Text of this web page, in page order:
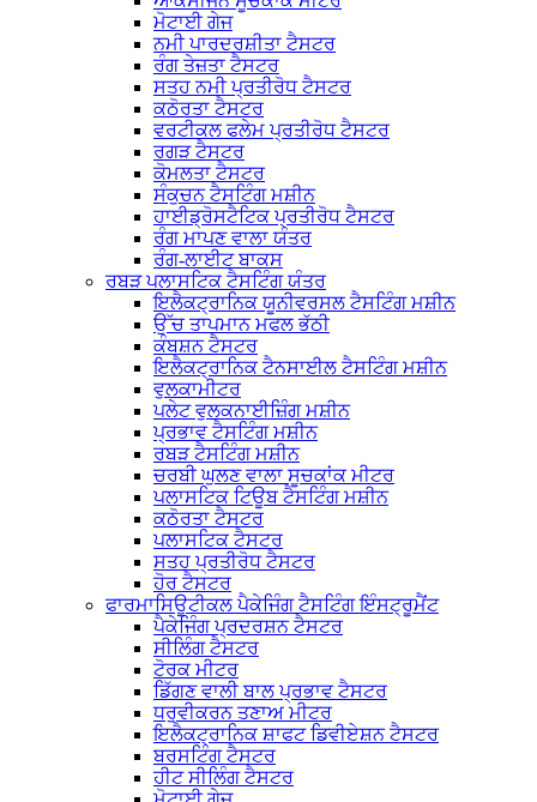
ਮੋਟਾਈ ਗੇਜ
ਨਮੀ ਪਾਰਦਰਸ਼ੀਤਾ ਟੈਸਟਰ
ਰੰਗ ਤੇਜ਼ਤਾ ਟੈਸਟਰ
ਸਤਹ ਨਮੀ ਪ੍ਰਤੀਰੋਧ ਟੈਸਟਰ
ਕਠੋਰਤਾ ਟੈਸਟਰ
ਵਰਟੀਕਲ ਫਲੇਮ ਪ੍ਰਤੀਰੋਧ ਟੈਸਟਰ
ਰਗੜ ਟੈਸਟਰ
ਕੋਮਲਤਾ ਟੈਸਟਰ
ਸੰਕੁਚਨ ਟੈਸਟਿੰਗ ਮਸ਼ੀਨ
ਹਾਈਡ੍ਰੋਸਟੈਟਿਕ ਪ੍ਰਤੀਰੋਧ ਟੈਸਟਰ
ਰੰਗ ਮਾਪਣ ਵਾਲਾ ਯੰਤਰ
ਰੰਗ-ਲਾਈਟ ਬਾਕਸ
ਰਬੜ ਪਲਾਸਟਿਕ ਟੈਸਟਿੰਗ ਯੰਤਰ
ਇਲੈਕਟ੍ਰਾਨਿਕ ਯੂਨੀਵਰਸਲ ਟੈਸਟਿੰਗ ਮਸ਼ੀਨ
ਉੱਚ ਤਾਪਮਾਨ ਮਫਲ ਭੱਠੀ
ਕੰਬਸ਼ਨ ਟੈਸਟਰ
ਇਲੈਕਟ੍ਰਾਨਿਕ ਟੈਨਸਾਈਲ ਟੈਸਟਿੰਗ ਮਸ਼ੀਨ
ਵੁਲਕਾਮੀਟਰ
ਪਲੇਟ ਵੁਲਕਨਾਈਜ਼ਿੰਗ ਮਸ਼ੀਨ
ਪ੍ਰਭਾਵ ਟੈਸਟਿੰਗ ਮਸ਼ੀਨ
ਰਬੜ ਟੈਸਟਿੰਗ ਮਸ਼ੀਨ
ਚਰਬੀ ਘੁਲਣ ਵਾਲਾ ਸੂਚਕਾਂਕ ਮੀਟਰ
ਪਲਾਸਟਿਕ ਟਿਊਬ ਟੈਸਟਿੰਗ ਮਸ਼ੀਨ
ਕਠੋਰਤਾ ਟੈਸਟਰ
ਪਲਾਸਟਿਕ ਟੈਸਟਰ
ਸਤਹ ਪ੍ਰਤੀਰੋਧ ਟੈਸਟਰ
ਹੋਰ ਟੈਸਟਰ
ਫਾਰਮਾਸਿਊਟੀਕਲ ਪੈਕੇਜਿੰਗ ਟੈਸਟਿੰਗ ਇੰਸਟ੍ਰੂਮੈਂਟ
ਪੈਕੇਜਿੰਗ ਪ੍ਰਦਰਸ਼ਨ ਟੈਸਟਰ
ਸੀਲਿੰਗ ਟੈਸਟਰ
ਟੋਰਕ ਮੀਟਰ
ਡਿੱਗਣ ਵਾਲੀ ਬਾਲ ਪ੍ਰਭਾਵ ਟੈਸਟਰ
ਧਰੁਵੀਕਰਨ ਤਣਾਅ ਮੀਟਰ
ਇਲੈਕਟ੍ਰਾਨਿਕ ਸ਼ਾਫਟ ਡਿਵੀਏਸ਼ਨ ਟੈਸਟਰ
ਬਰਸਟਿੰਗ ਟੈਸਟਰ
ਹੀਟ ਸੀਲਿੰਗ ਟੈਸਟਰ